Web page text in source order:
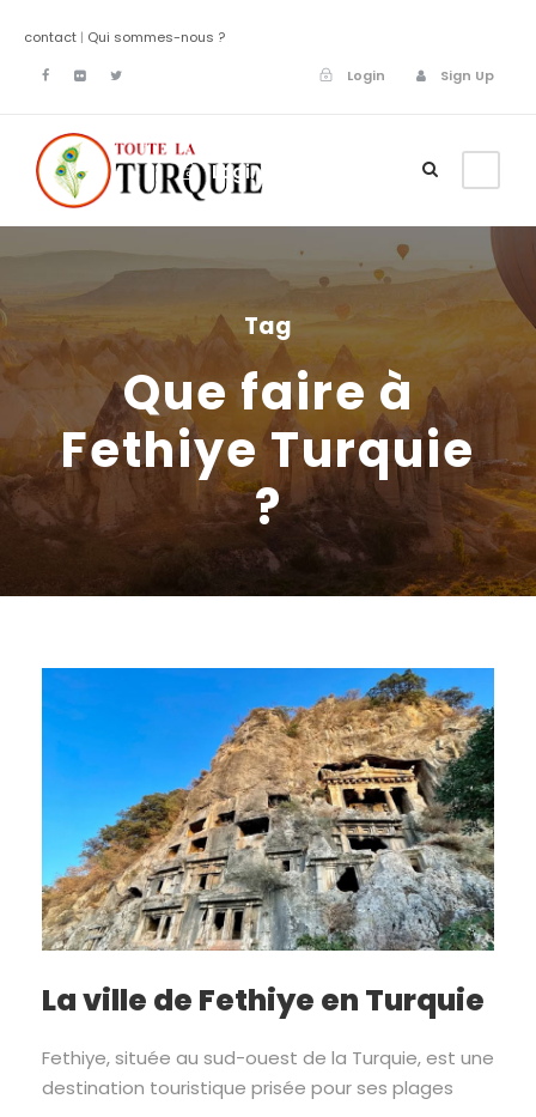
contact | Qui sommes-nous ?
Login
Sign Up
Login
Tag
Que faire à
Fethiye Turquie
?
La ville de Fethiye en Turquie
Fethiye, située au sud-ouest de la Turquie, est une
destination touristique prisée pour ses plages